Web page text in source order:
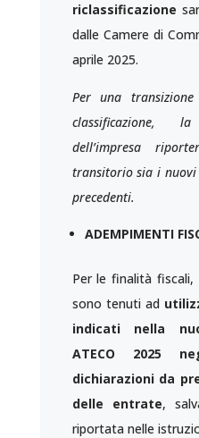
riclassificazione
dalle Camere di
aprile 2025.
Per una
classificazione,
dell’impresa
transitorio sia i nuovi
precedenti.
ADEMPIMENTI
Per le finalità
sono tenuti ad
indicati nella
ATECO 2025
dichiarazioni da
delle entrate,
riportata nelle